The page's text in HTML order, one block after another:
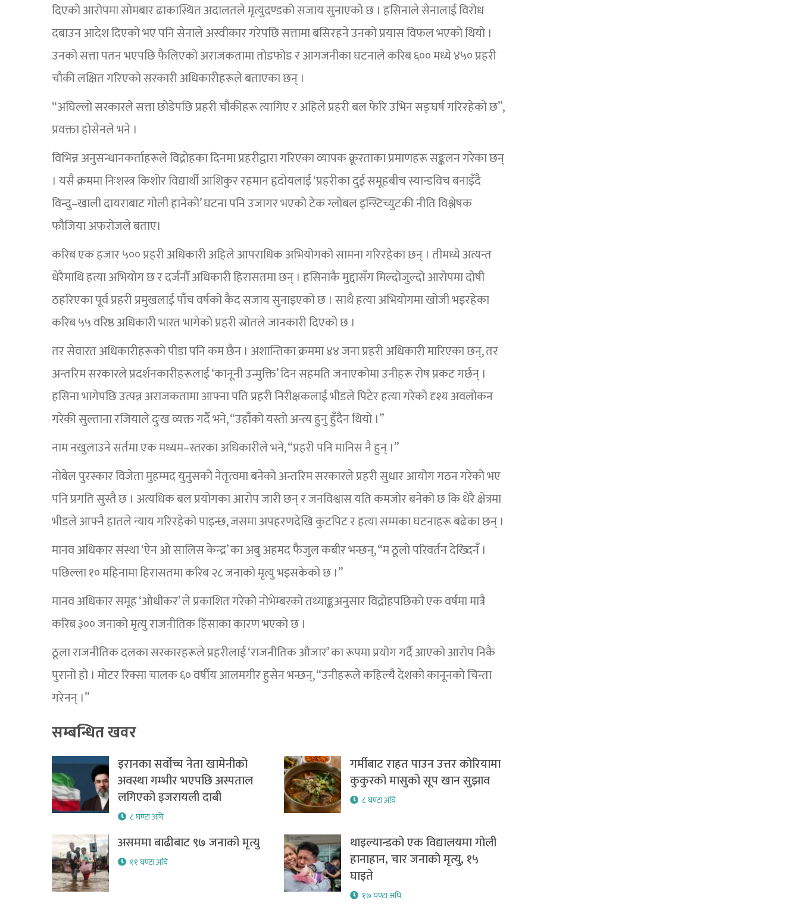
दिएको आरोपमा सोमबार ढाकास्थित अदालतले मृत्युदण्डको सजाय सुनाएको छ । हसिनाले सेनालाई विरोध
दबाउन आदेश दिएको भए पनि सेनाले अस्वीकार गरेपछि सत्तामा बसिरहने उनको प्रयास विफल भएको थियो ।
उनको सत्ता पतन भएपछि फैलिएको अराजकतामा तोडफोड र आगजनीका घटनाले करिब ६०० मध्ये ४५० प्रहरी
चौकी लक्षित गरिएको सरकारी अधिकारीहरूले बताएका छन् ।
“अघिल्लो सरकारले सत्ता छोडेपछि प्रहरी चौकीहरू त्यागिए र अहिले प्रहरी बल फेरि उभिन सङ्घर्ष गरिरहेको छ”,
प्रवक्ता होसेनले भने ।
विभिन्न अनुसन्धानकर्ताहरूले विद्रोहका दिनमा प्रहरीद्वारा गरिएका व्यापक क्रूरताका प्रमाणहरू सङ्कलन गरेका छन्
। यसै क्रममा निःशस्त्र किशोर विद्यार्थी आशिकुर रहमान हृदोयलाई ‘प्रहरीका दुई समूहबीच स्यान्डविच बनाइँदै
विन्दु–खाली दायराबाट गोली हानेको’ घटना पनि उजागर भएको टेक ग्लोबल इन्स्टिच्युटकी नीति विश्लेषक
फौजिया अफरोजले बताए।
करिब एक हजार ५०० प्रहरी अधिकारी अहिले आपराधिक अभियोगको सामना गरिरहेका छन् । तीमध्ये अत्यन्त
धेरैमाथि हत्या अभियोग छ र दर्जनौँ अधिकारी हिरासतमा छन् । हसिनाकै मुद्दासँग मिल्दोजुल्दो आरोपमा दोषी
ठहरिएका पूर्व प्रहरी प्रमुखलाई पाँच वर्षको कैद सजाय सुनाइएको छ । साथै हत्या अभियोगमा खोजी भइरहेका
करिब ५५ वरिष्ठ अधिकारी भारत भागेको प्रहरी स्रोतले जानकारी दिएको छ ।
तर सेवारत अधिकारीहरूको पीडा पनि कम छैन । अशान्तिका क्रममा ४४ जना प्रहरी अधिकारी मारिएका छन्, तर
अन्तरिम सरकारले प्रदर्शनकारीहरूलाई ‘कानूनी उन्मुक्ति’ दिन सहमति जनाएकोमा उनीहरू रोष प्रकट गर्छन् ।
हसिना भागेपछि उत्पन्न अराजकतामा आफ्ना पति प्रहरी निरीक्षकलाई भीडले पिटेर हत्या गरेको दृश्य अवलोकन
गरेकी सुल्ताना रजियाले दुःख व्यक्त गर्दै भने, “उहाँको यस्तो अन्त्य हुनु हुँदैन थियो ।”
नाम नखुलाउने सर्तमा एक मध्यम–स्तरका अधिकारीले भने, “प्रहरी पनि मानिस नै हुन् ।”
नोबेल पुरस्कार विजेता मुहम्मद युनुसको नेतृत्वमा बनेको अन्तरिम सरकारले प्रहरी सुधार आयोग गठन गरेको भए
पनि प्रगति सुस्तै छ । अत्यधिक बल प्रयोगका आरोप जारी छन् र जनविश्वास यति कमजोर बनेको छ कि धेरै क्षेत्रमा
भीडले आफ्नै हातले न्याय गरिरहेको पाइन्छ, जसमा अपहरणदेखि कुटपिट र हत्या सम्मका घटनाहरू बढेका छन् ।
मानव अधिकार संस्था ‘ऐन ओ सालिस केन्द्र’ का अबु अहमद फैजुल कबीर भन्छन्, “म ठूलो परिवर्तन देख्दिनँ ।
पछिल्ला १० महिनामा हिरासतमा करिब २८ जनाको मृत्यु भइसकेको छ ।”
मानव अधिकार समूह ‘ओधीकर’ ले प्रकाशित गरेको नोभेम्बरको तथ्याङ्कअनुसार विद्रोहपछिको एक वर्षमा मात्रै
करिब ३०० जनाको मृत्यु राजनीतिक हिंसाका कारण भएको छ ।
ठूला राजनीतिक दलका सरकारहरूले प्रहरीलाई ‘राजनीतिक औजार’ का रूपमा प्रयोग गर्दै आएको आरोप निकै
पुरानो हो । मोटर रिक्सा चालक ६० वर्षीय आलमगीर हुसेन भन्छन्, “उनीहरूले कहिल्यै देशको कानूनको चिन्ता
गरेनन् ।”
सम्बन्धित खवर
इरानका सर्वोच्च नेता खामेनीको
अवस्था गम्भीर भएपछि अस्पताल
लगिएको इजरायली दाबी
८ घण्टा अघि
गर्मीबाट राहत पाउन उत्तर कोरियामा
कुकुरको मासुको सूप खान सुझाव
८ घण्टा अघि
असममा बाढीबाट ९७ जनाको मृत्यु
११ घण्टा अघि
थाइल्यान्डको एक विद्यालयमा गोली
हानाहान, चार जनाको मृत्यु, १५
घाइते
१७ घण्टा अघि